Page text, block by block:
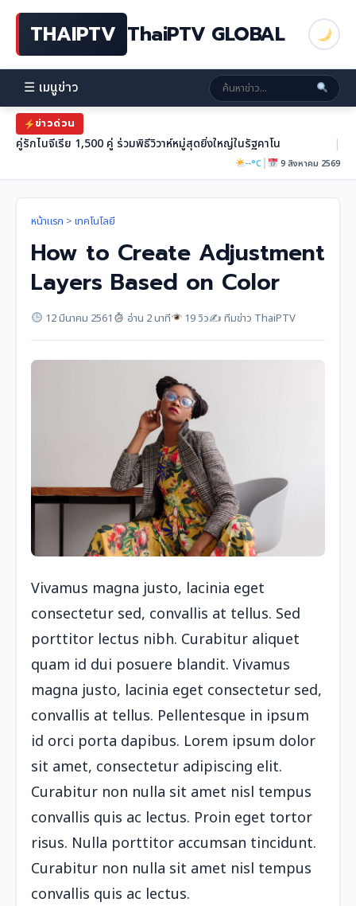
THAIPTV ThaiPTV GLOBAL
☰ เมนูข่าว
ข่าวด่วน
คู่รักไนจีเรีย 1,500 คู่ ร่วมพิธีวิวาห์หมู่สุดยิ่งใหญ่ในรัฐคาโน |
--°C| 9 สิงหาคม 2569
หน้าแรก > เทคโนโลยี
How to Create Adjustment
Layers Based on Color
12 มีนาคม 2561 อ่าน 2 นาที 19 วิว✍️ ทีมข่าว ThaiPTV
Vivamus magna justo, lacinia eget
consectetur sed, convallis at tellus. Sed
porttitor lectus nibh. Curabitur aliquet
quam id dui posuere blandit. Vivamus
magna justo, lacinia eget consectetur sed,
convallis at tellus. Pellentesque in ipsum
id orci porta dapibus. Lorem ipsum dolor
sit amet, consectetur adipiscing elit.
Curabitur non nulla sit amet nisl tempus
convallis quis ac lectus. Proin eget tortor
risus. Nulla porttitor accumsan tincidunt.
Curabitur non nulla sit amet nisl tempus
convallis quis ac lectus.